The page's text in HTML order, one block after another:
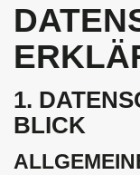
1.
BLICK